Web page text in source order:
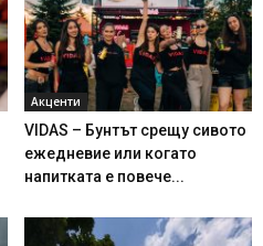
Акценти
VIDAS – Бунтът срещу сивото
ежедневие или когато
напитката е повече...